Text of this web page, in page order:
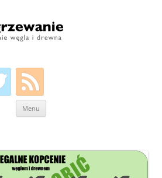
Menu